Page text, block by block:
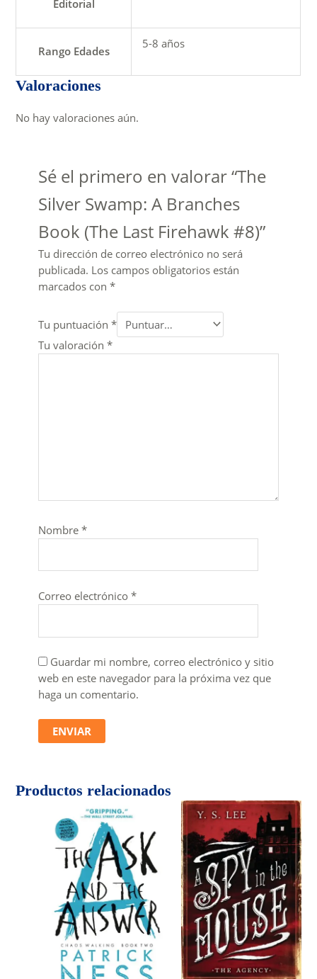
Editorial
Rango Edades
5-8 años
Valoraciones
No hay valoraciones aún.
Sé el primero en valorar “The
Silver Swamp: A Branches
Book (The Last Firehawk #8)”
Tu dirección de correo electrónico no será
publicada. Los campos obligatorios están
marcados con *
Tu puntuación *
Tu valoración *
Nombre *
Correo electrónico *
Guardar mi nombre, correo electrónico y sitio
web en este navegador para la próxima vez que
haga un comentario.
Productos relacionados